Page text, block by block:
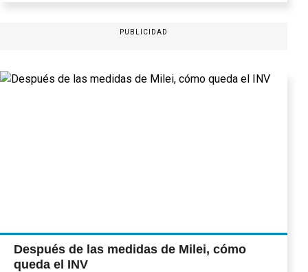
PUBLICIDAD
Después de las medidas de Milei, cómo
queda el INV